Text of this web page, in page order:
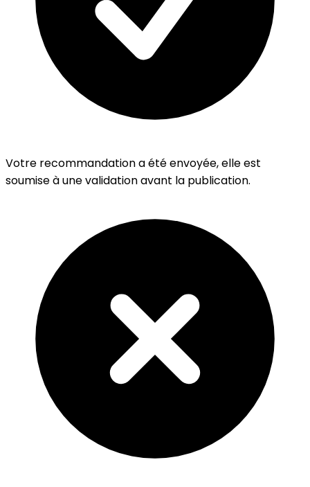
Votre recommandation a été envoyée, elle est
soumise à une validation avant la publication.